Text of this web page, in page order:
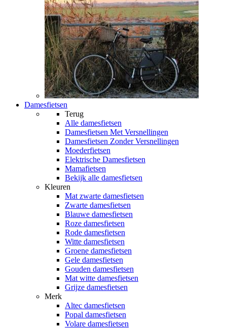
Damesfietsen
Terug
Alle damesfietsen
Damesfietsen Met Versnellingen
Damesfietsen Zonder Versnellingen
Moederfietsen
Elektrische Damesfietsen
Mamafietsen
Bekijk alle damesfietsen
Kleuren
Mat zwarte damesfietsen
Zwarte damesfietsen
Blauwe damesfietsen
Roze damesfietsen
Rode damesfietsen
Witte damesfietsen
Groene damesfietsen
Gele damesfietsen
Gouden damesfietsen
Mat witte damesfietsen
Grijze damesfietsen
Merk
Altec damesfietsen
Popal damesfietsen
Volare damesfietsen